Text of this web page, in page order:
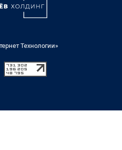
Технологии»